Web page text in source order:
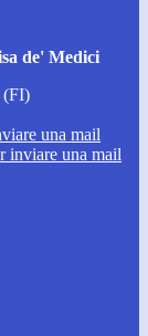
de' Medici
(FI)
una mail
inviare una mail